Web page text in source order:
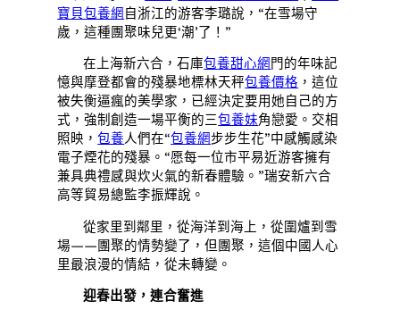
寶貝包養網 自浙江的游客李璐說，“在雪場守
歲，這種團聚味兒更‘潮’了！”
在上海新六合，石庫包養甜心網 門的年味記
憶與摩登都會的殘暴地標林天秤包養價格 ，這位
被失衡逼瘋的美學家，已經決定要用她自己的方
式，強制創造一場平衡的三包養妹角戀愛。交相
照映，包養人們在“包養網步步生花”中感觸感染
電子煙花的殘暴。“愿每一位市平易近游客擁有
兼具典禮感與炊火氣的新春體驗。”瑞安新六合
高等貿易總監李振輝說。
從家里到鄰里，從海洋到海上，從圍爐到雪
場——團聚的情勢變了，但團聚，這個中國人心
里最浪漫的情結，從未轉變。
迎春出發，連合奮進